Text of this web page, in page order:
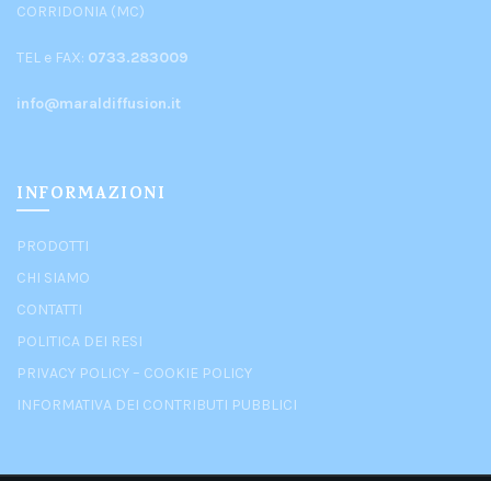
CORRIDONIA (MC)
TEL e FAX: 0733.283009
info@maraldiffusion.it
INFORMAZIONI
PRODOTTI
CHI SIAMO
CONTATTI
POLITICA DEI RESI
PRIVACY POLICY – COOKIE POLICY
INFORMATIVA DEI CONTRIBUTI PUBBLICI